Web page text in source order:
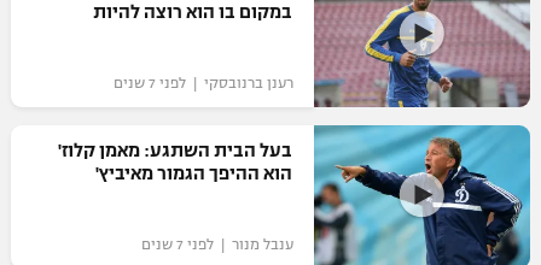
במקום בו הוא רוצה להיות
רענן ברנובסקי | לפני 7 שנים
בעל הבית השתגע: מאמן קלוז'
הוא ההיפך הגמור מאיביץ'
ענבל מנור | לפני 7 שנים